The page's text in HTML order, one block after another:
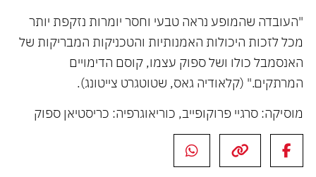
"העובדה שהמופע נראה טבעי וחסר יומרות נזקפת יותר
מכל לזכות היכולות האמנותיות והטכניקות המבריקות של
האנסמבל כולו ושל ספוק עצמו, קוסם הדימויים
המרתקים." (קלאודיה גאס, שטוטגרט צייטונג).
מוסיקה: סרגיי פרוקופייב, כוריאוגרפיה: כריסטיאן ספוק